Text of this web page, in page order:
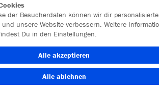
der Besucherdaten können wir dir personalisierte
und unsere Website verbessern. Weitere
Du in den Einstellungen.
Alle akzeptieren
Alle ablehnen